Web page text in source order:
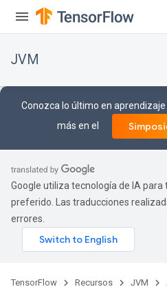
JVM
Conozca lo último en
más en el
Google utiliza tecnología de IA
preferido. Las traducciones
errores.
TensorFlow Recursos JVM